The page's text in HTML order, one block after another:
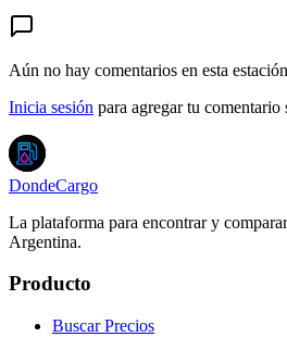
Aún no hay comentarios en esta
Inicia sesión para agregar tu comentario
DondeCargo
La plataforma para encontrar y
Argentina.
Producto
Buscar Precios